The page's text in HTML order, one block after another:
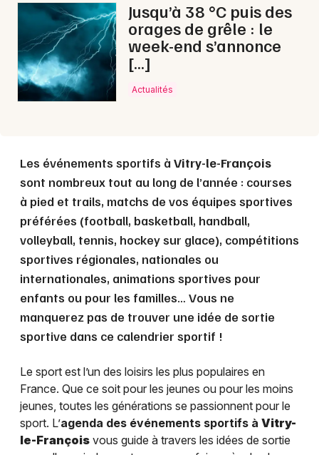
Jusqu’à 38 °C puis des
orages de grêle : le
week-end s’annonce
[…]
Actualités
Les événements sportifs à Vitry-le-François
sont nombreux tout au long de l’année : courses
à pied et trails, matchs de vos équipes sportives
préférées (football, basketball, handball,
volleyball, tennis, hockey sur glace), compétitions
sportives régionales, nationales ou
internationales, animations sportives pour
enfants ou pour les familles… Vous ne
manquerez pas de trouver une idée de sortie
sportive dans ce calendrier sportif !
Le sport est l’un des loisirs les plus populaires en
France. Que ce soit pour les jeunes ou pour les moins
jeunes, toutes les générations se passionnent pour le
sport. L’agenda des événements sportifs à Vitry-
le-François vous guide à travers les idées de sortie